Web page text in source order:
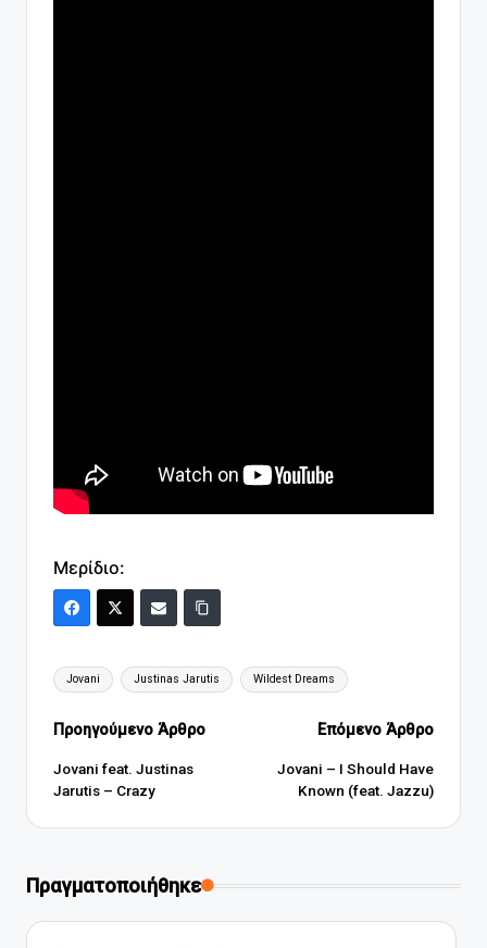
Μερίδιο:
Ετικέτες:
Jovani Justinas Jarutis Wildest Dreams
Πλοήγηση
δημοσιεύσεων
Προηγούμενο Άρθρο
Jovani feat. Justinas
Jarutis – Crazy
Επόμενο Άρθρο
Jovani – I Should Have
Known (feat. Jazzu)
Πραγματοποιήθηκε